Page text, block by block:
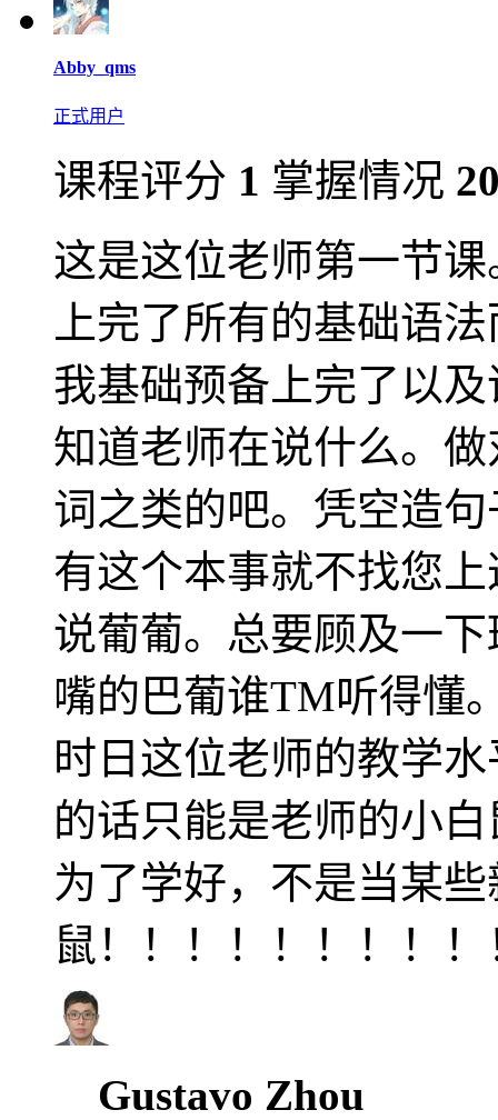
Abby_qms
正式用户
课程评分 1 掌握情况
这是这位老师第一节
上完了所有的基础语
我基础预备上完了以
知道老师在说什么。
词之类的吧。凭空造
有这个本事就不找您
说葡葡。总要顾及一
嘴的巴葡谁TM听得懂
时日这位老师的教学
的话只能是老师的小
为了学好，不是当某
鼠！！！！！！！！
Gustavo Zhou